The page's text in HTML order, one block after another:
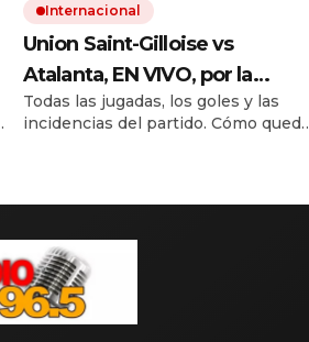
Internacional
Union Saint-Gilloise vs
Atalanta, EN VIVO, por la
Champions League
2025/2026: seguí el minuto a
Todas las jugadas, los goles y las
incidencias del partido. Cómo queda
Champions League.